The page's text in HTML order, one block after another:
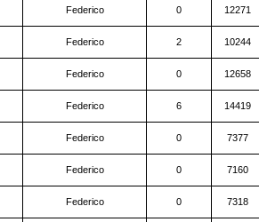
Federico 0 12271
Federico 2 10244
Federico 0 12658
Federico 6 14419
Federico 0 7377
Federico 0 7160
Federico 0 7318